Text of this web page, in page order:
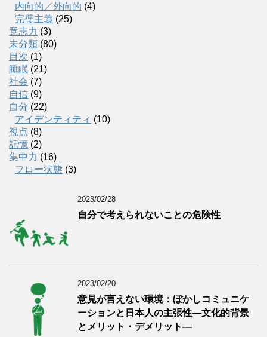
内向的／外向的 (4)
完璧主義 (25)
意志力 (3)
未分類 (80)
目次 (1)
睡眠 (21)
社会 (7)
自信 (9)
自分 (22)
アイデンティティ (10)
視点 (8)
記憶 (2)
集中力 (16)
フロー状態 (3)
2023/02/28
自分で考えられないことの危険性
2023/02/20
意見が言えない環境：ぼかしコミュニケ
ーションと日本人の主張性―文化的背景
とメリット・デメリット―